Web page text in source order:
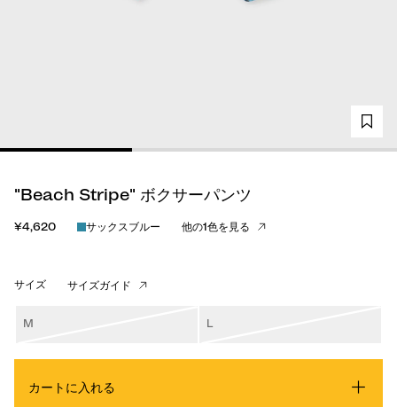
"Beach Stripe" ボクサーパンツ
¥4,620 サックスブルー 他の1色を見る
サイズ サイズガイド
M L
カートに入れる